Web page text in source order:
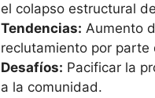
el colapso estructural
Tendencias: Aumento
reclutamiento por
Desafíos: Pacificar la
a la comunidad.